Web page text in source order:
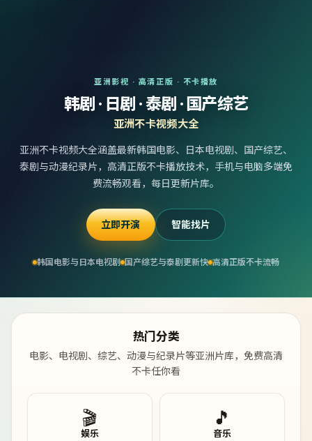
亚洲影视 · 高清正版 · 不卡播放
韩剧 · 日剧 · 泰剧 · 国产综艺
亚洲不卡视频大全
亚洲不卡视频大全涵盖最新韩国电影、日本电视剧、国产综艺、
泰剧与动漫纪录片，高清正版不卡播放技术，手机与电脑多端免
费流畅观看，每日更新片库。
立即开演 智能找片
韩国电影与日本电视剧 国产综艺与泰剧更新快 高清正版不卡流畅
热门分类
电影、电视剧、综艺、动漫与纪录片等亚洲片库，免费高清
不卡任你看
🎬
娱乐
🎵
音乐